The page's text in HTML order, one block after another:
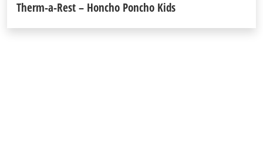
Therm-a-Rest – Honcho Poncho Kids